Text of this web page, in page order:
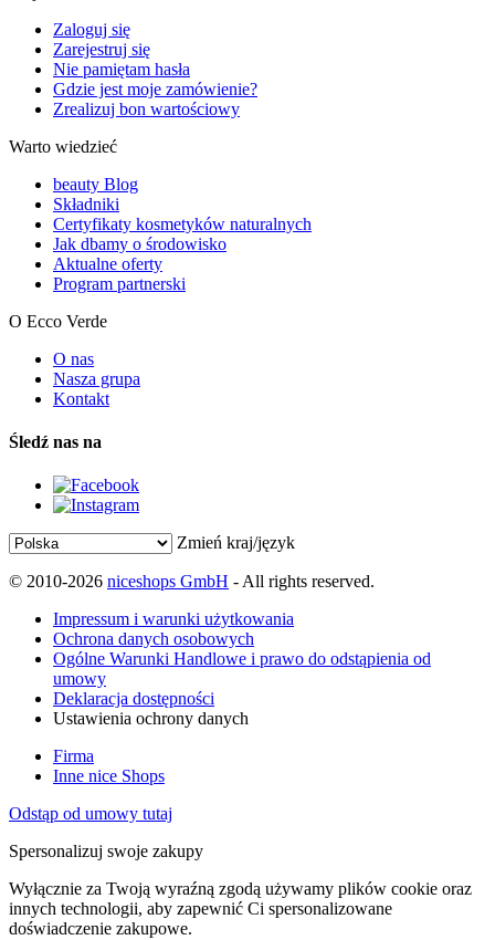
Zaloguj się
Zarejestruj się
Nie pamiętam hasła
Gdzie jest moje zamówienie?
Zrealizuj bon wartościowy
Warto wiedzieć
beauty Blog
Składniki
Certyfikaty kosmetyków naturalnych
Jak dbamy o środowisko
Aktualne oferty
Program partnerski
O Ecco Verde
O nas
Nasza grupa
Kontakt
Śledź nas na
Zmień kraj/język
© 2010-2026 niceshops GmbH - All rights reserved.
Impressum i warunki użytkowania
Ochrona danych osobowych
Ogólne Warunki Handlowe i prawo do odstąpienia od
umowy
Deklaracja dostępności
Ustawienia ochrony danych
Firma
Inne nice Shops
Odstąp od umowy tutaj
Spersonalizuj swoje zakupy
Wyłącznie za Twoją wyraźną zgodą używamy plików cookie oraz
innych technologii, aby zapewnić Ci spersonalizowane
doświadczenie zakupowe.